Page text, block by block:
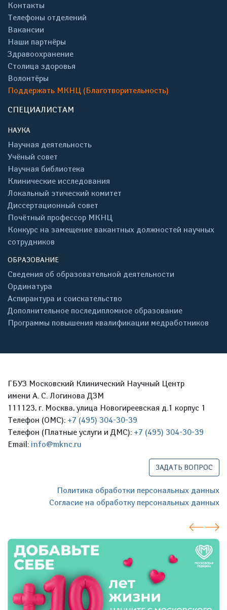
Контакты
Телефоны отделений
Вакансии
Наши партнёры
Здравоохранение
Столица здоровья
Волонтёры
Поддержать МКНЦ (Благотворительность)
СПЕЦИАЛИСТАМ
НАУКА
Научная деятельность
Учёный совет
Научная библиотека
Клинические исследования
Локальный этический комитет
Диссертационный совет
Почётный профессор МКНЦ
Конкурс на замещение вакантных должностей научных
сотрудников
ОБРАЗОВАНИЕ
Сведения об образовательной деятельности
Ординатура
Аспирантура и соискательство
Дополнительное последипломное образование
Программы повышения квалификации медработников
ГБУЗ Московский Клинический Научный Центр
имени А. С. Логинова ДЗМ
111123, г. Москва, улица Новогиреевская д.1 корпус 1
Телефон (ОМС): +7 (495) 304-30-39
Телефон (Платные услуги и ДМС): +7 (495) 304-30-39
Email: info@mknc.ru
ЗАДАТЬ ВОПРОС
Политика обработки персональных данных
Согласие на обработку персональных данных